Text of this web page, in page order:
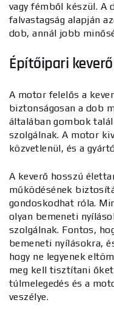
vagy fémből készül. A
falvastagság alapján
dob, annál jobb
Építőipari
A motor felelős a
biztonságosan a dob
általában gombok
szolgálnak. A motor
közvetlenül, és a
A keverő hosszú
működésének
gondoskodhat róla.
olyan bemeneti
szolgálnak. Fontos,
bemeneti nyílásokra,
hogy ne legyenek
meg kell tisztítani
túlmelegedés és a
veszélye.